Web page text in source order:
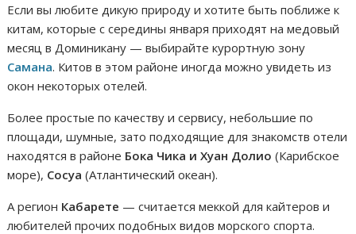
Если вы любите дикую природу и хотите быть поближе к
китам, которые с середины января приходят на медовый
месяц в Доминикану — выбирайте курортную зону
Самана. Китов в этом районе иногда можно увидеть из
окон некоторых отелей.
Более простые по качеству и сервису, небольшие по
площади, шумные, зато подходящие для знакомств отели
находятся в районе Бока Чика и Хуан Долио (Карибское
море), Сосуа (Атлантический океан).
А регион Кабарете — считается меккой для кайтеров и
любителей прочих подобных видов морского спорта.